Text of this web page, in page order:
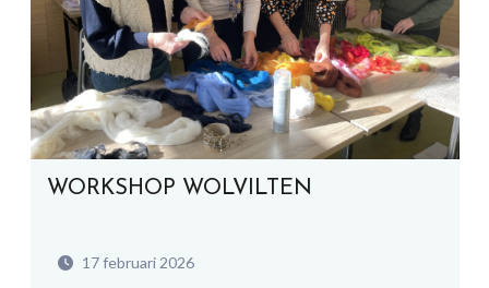
WORKSHOP WOLVILTEN
17 februari 2026